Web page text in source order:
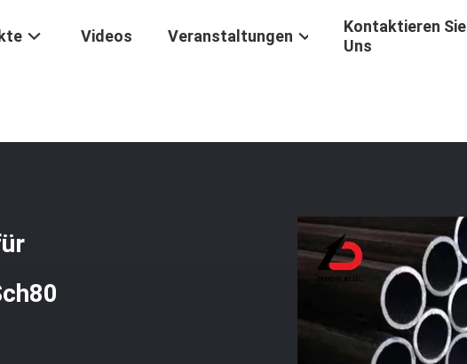
Videos Veranstaltungen
Kontaktieren Sie
Uns